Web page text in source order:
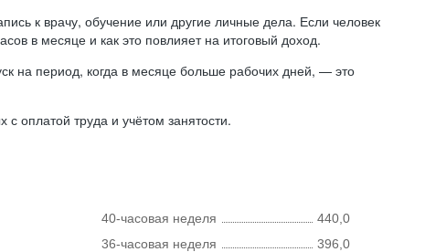
к врачу, обучение или другие личные дела. Если человек
в месяце и как это повлияет на итоговый доход.
на период, когда в месяце больше рабочих дней, — это
оплатой труда и учётом занятости.
40-часовая неделя
440,0
36-часовая неделя
396,0